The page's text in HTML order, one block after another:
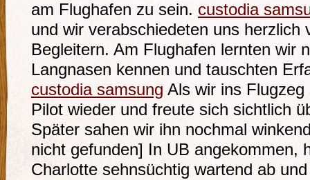
am Flughafen zu sein. custodia
und wir verabschiedeten uns herzlich
Begleitern. Am Flughafen lernten wir
Langnasen kennen und tauschten
custodia samsung Als wir ins
Pilot wieder und freute sich sichtlich
Später sahen wir ihn nochmal
nicht gefunden] In UB angekommen,
Charlotte sehnsüchtig wartend ab